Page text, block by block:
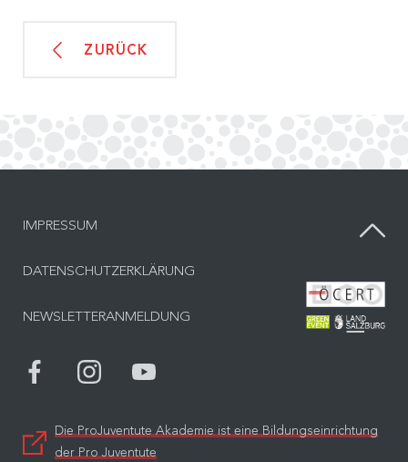
ZURÜCK
IMPRESSUM
DATENSCHUTZERKLÄRUNG
NEWSLETTERANMELDUNG
Die ProJuventute Akademie ist eine Bildungseinrichtung
der Pro Juventute